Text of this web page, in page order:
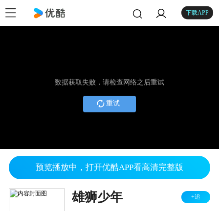
下载APP
数据获取失败，请检查网络之后重试
重试
预览播放中，打开优酷APP看高清完整版
雄狮少年 +追